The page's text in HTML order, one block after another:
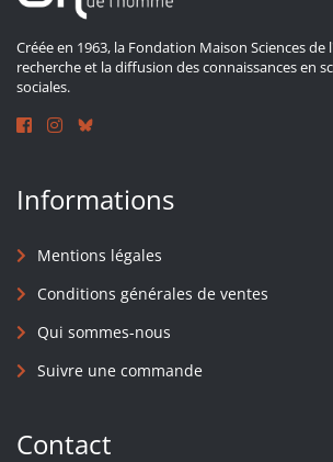
Créée en 1963, la Fondation Maison Sciences
recherche et la diffusion des connaissances en
sociales.
Informations
Mentions légales
Conditions générales de ventes
Qui sommes-nous
Suivre une commande
Contact